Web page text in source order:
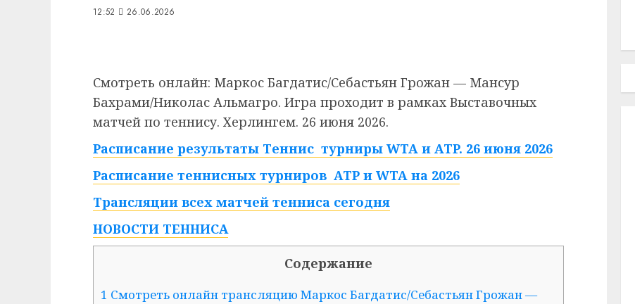
12:52 26.06.2026
Смотреть онлайн: Маркос Багдатис/Себастьян Грожан — Мансур
Бахрами/Николас Альмагро. Игра проходит в рамках Выставочных
матчей по теннису. Херлингем. 26 июня 2026.
Расписание результаты Теннис турниры WTA и ATP. 26 июня 2026
Расписание теннисных турниров ATP и WTA на 2026
Трансляции всех матчей тенниса сегодня
НОВОСТИ ТЕННИСА
Содержание
1 Смотреть онлайн трансляцию Маркос Багдатис/Себастьян Грожан —